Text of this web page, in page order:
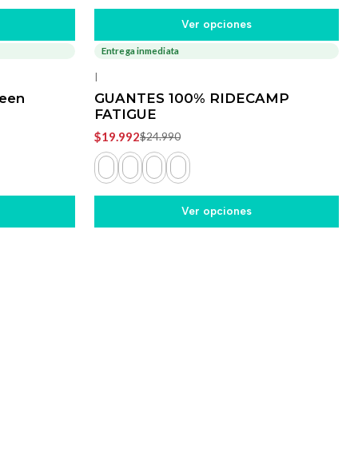
Ver opciones
-20%
Entrega inmediata
|
GUANTES 100% RIDECAMP
FATIGUE
$19.992$24.990
Ver opciones